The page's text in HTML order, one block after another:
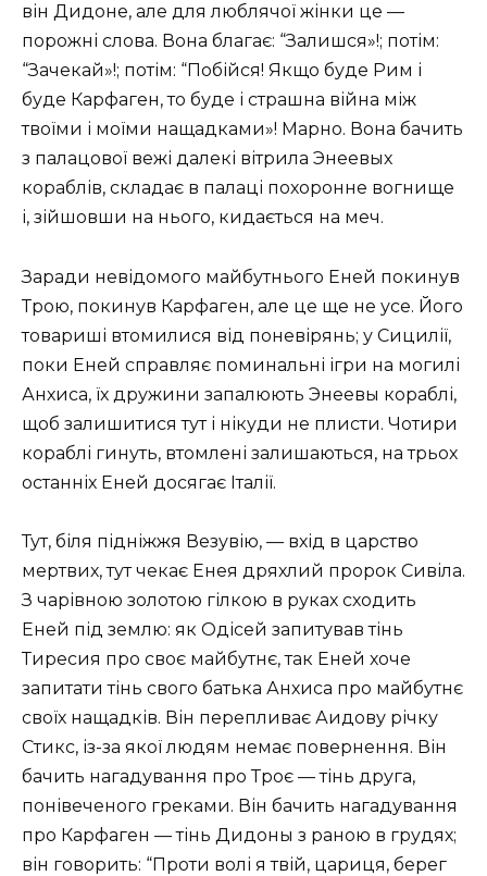
він Дидоне, але для люблячої жінки це —
порожні слова. Вона благає: “Залишся»!; потім:
“Зачекай»!; потім: “Побійся! Якщо буде Рим і
буде Карфаген, то буде і страшна війна між
твоїми і моїми нащадками»! Марно. Вона бачить
з палацової вежі далекі вітрила Энеевых
кораблів, складає в палаці похоронне вогнище
і, зійшовши на нього, кидається на меч.
Заради невідомого майбутнього Еней покинув
Трою, покинув Карфаген, але це ще не усе. Його
товариші втомилися від поневірянь; у Сицилії,
поки Еней справляє поминальні ігри на могилі
Анхиса, їх дружини запалюють Энеевы кораблі,
щоб залишитися тут і нікуди не плисти. Чотири
кораблі гинуть, втомлені залишаються, на трьох
останніх Еней досягає Італії.
Тут, біля підніжжя Везувію, — вхід в царство
мертвих, тут чекає Енея дряхлий пророк Сивіла.
З чарівною золотою гілкою в руках сходить
Еней під землю: як Одісей запитував тінь
Тиресия про своє майбутнє, так Еней хоче
запитати тінь свого батька Анхиса про майбутнє
своїх нащадків. Він перепливає Аидову річку
Стикс, із-за якої людям немає повернення. Він
бачить нагадування про Троє — тінь друга,
понівеченого греками. Він бачить нагадування
про Карфаген — тінь Дидоны з раною в грудях;
він говорить: “Проти волі я твій, цариця, берег